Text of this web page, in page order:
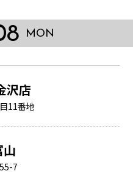
MON
沢店
11番地
7